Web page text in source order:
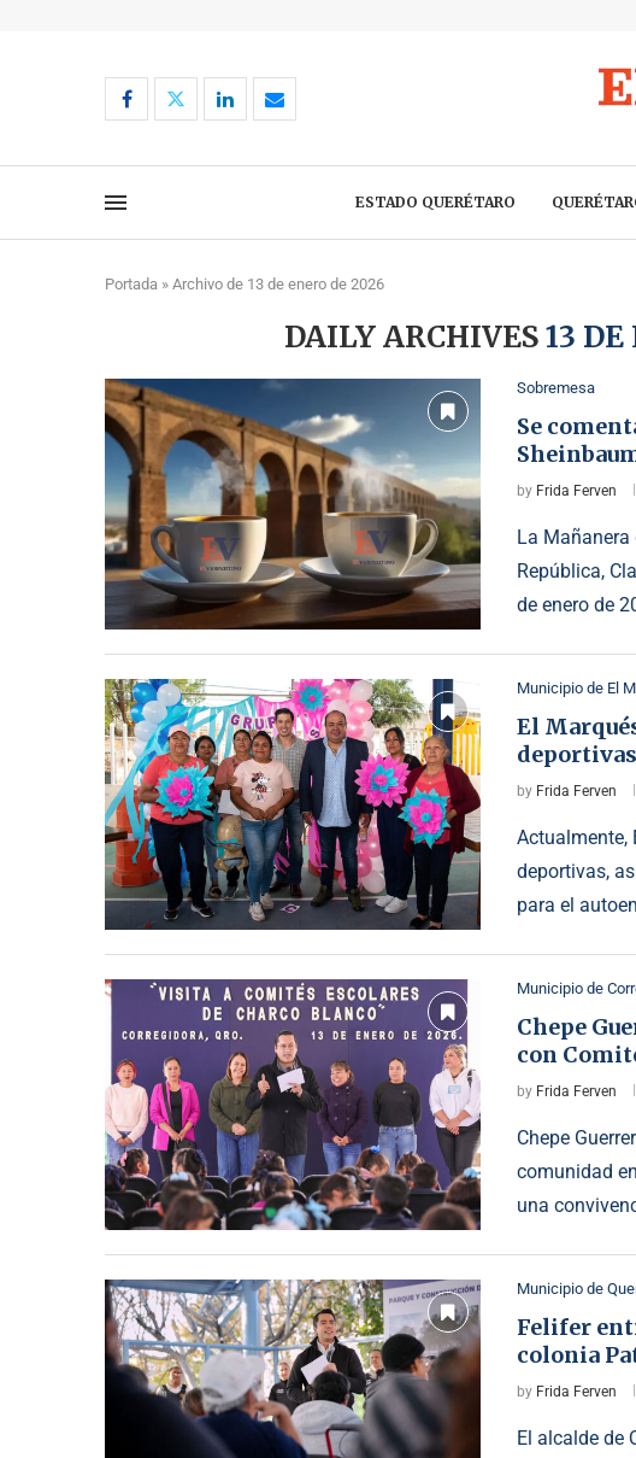
ESTADO QUERÉTARO
Portada » Archivo de 13 de enero de 2026
DAILY ARCHIVES13 DE
Sobremesa
Se
by Frida Ferven
La Mañanera
República,
de enero de
Municipio de El
El
by Frida Ferven
Actualmente,
deportivas,
para el
Municipio de
Chepe
con
by Frida Ferven
Chepe
comunidad
una
Municipio de
Felifer
colonia
by Frida Ferven
El alcalde de